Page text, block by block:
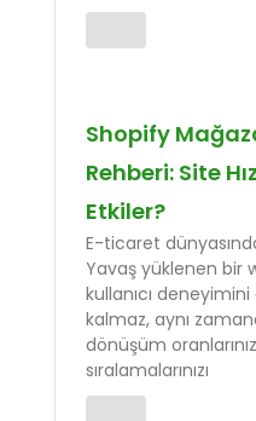
Shopify
Rehberi: Site
Etkiler?
E-ticaret
Yavaş yüklenen bir
kullanıcı
kalmaz, aynı
dönüşüm
sıralamalarınızı